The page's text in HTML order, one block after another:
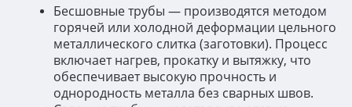
Бесшовные трубы — производятся методом
горячей или холодной деформации цельного
металлического слитка (заготовки). Процесс
включает нагрев, прокатку и вытяжку, что
обеспечивает высокую прочность и
однородность металла без сварных швов.